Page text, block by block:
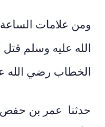
ومن علامات
الله عليه وسلم
الخطاب رضي الله
‏حدثنا ‏ ‏عمر بن حفص